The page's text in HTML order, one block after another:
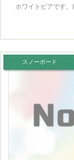
ホワイトピアです
スノーボード